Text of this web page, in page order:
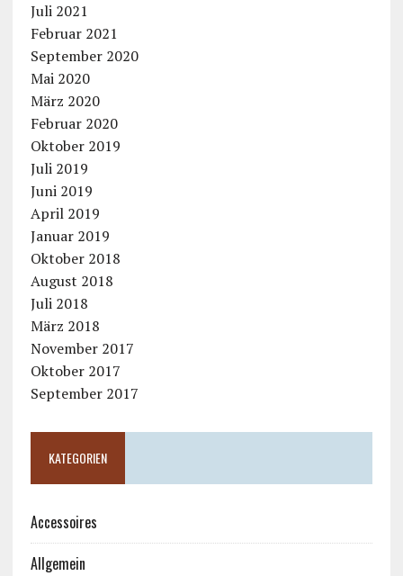
Juli 2021
Februar 2021
September 2020
Mai 2020
März 2020
Februar 2020
Oktober 2019
Juli 2019
Juni 2019
April 2019
Januar 2019
Oktober 2018
August 2018
Juli 2018
März 2018
November 2017
Oktober 2017
September 2017
KATEGORIEN
Accessoires
Allgemein